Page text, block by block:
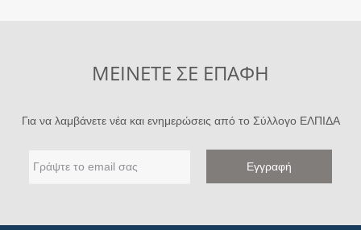
ΜΕΙΝΕΤΕ ΣΕ ΕΠΑΦΗ
Για να λαμβάνετε νέα και ενημερώσεις από το Σύλλογο ΕΛΠΙΔΑ